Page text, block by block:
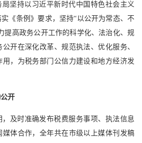
局坚持以习近平新时代中国特色社会主义
《条例》要求，坚持“以公开为常态、不
提高政务公开工作的科学化、法治化、规
开在深化改革、规范执法、优化服务、
，为税务部门公信力建设和地方经济发
开
及时准确发布税费服务事项、执法信息
体合作，全年共在市级以上媒体刊发稿